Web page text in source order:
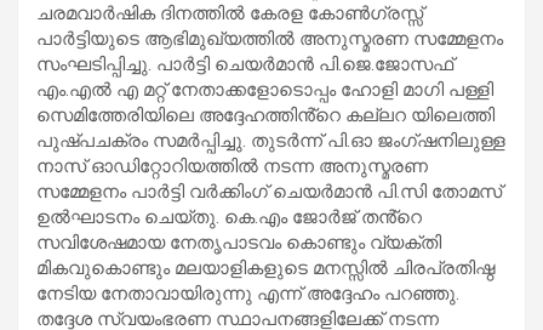
ചരമവാർഷിക ദിനത്തിൽ കേരള കോൺഗ്രസ്സ്
പാർട്ടിയുടെ ആഭിമുഖ്യത്തിൽ അനുസ്മരണ സമ്മേളനം
സംഘടിപ്പിച്ചു. പാർട്ടി ചെയർമാൻ പി.ജെ.ജോസഫ്
എം.എൽ എ മറ്റ് നേതാക്കളോടൊപ്പം ഹോളി മാഗി പള്ളി
സെമിത്തേരിയിലെ അദ്ദേഹത്തിൻ്റെ കല്ലറ യിലെത്തി
പുഷ്പചക്രം സമർപ്പിച്ചു. തുടർന്ന് പി.ഓ ജംഗ്ഷനിലുള്ള
നാസ് ഓഡിറ്റോറിയത്തിൽ നടന്ന അനുസ്മരണ
സമ്മേളനം പാർട്ടി വർക്കിംഗ് ചെയർമാൻ പി.സി തോമസ്‌
ഉൽഘാടനം ചെയ്തു. കെ.എം ജോർജ് തൻ്റെ
സവിശേഷമായ നേതൃപാടവം കൊണ്ടും വ്യക്തി
മികവുകൊണ്ടും മലയാളികളുടെ മനസ്സിൽ ചിരപ്രതിഷ്ഠ
നേടിയ നേതാവായിരുന്നു എന്ന് അദ്ദേഹം പറഞ്ഞു.
തദ്ദേശ സ്വയംഭരണ സ്ഥാപനങ്ങളിലേക്ക് നടന്ന